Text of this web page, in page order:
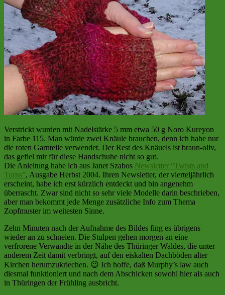
Verstrickt wurden mit Nadelstärke 5 mm etwa 50 g Noro Kureyon
in Farbe 115. Man würde zwei Knäule brauchen, denn ich habe nur
die roten Garnteile verwendet. Der Rest des Knäuels ist braun-oliv,
das gefiel mir für diese Handschuhe nicht so gut.
Die Anleitung habe ich aus Janet Szabos Newsletter “Twists and
Turns”, Ausgabe Herbst 2004. Ihren Newsletter, der vierteljährlich
erscheint, habe ich erst kürzlich entdeckt und bin angenehm
überrascht. Zwar sind nicht so sehr viele Modelle darin beschrieben,
aber man bekommt jede Menge zusätzliche Info zum Thema
Zopfmuster im weitesten Sinne.
Zehn Minuten nach der Aufnahme des Bildes fing es übrigens
wieder an zu schneien. Die Stulpen gehen morgen an eine
verfrorene Verwandte in der Nähe des Thüringer Waldes, die unter
anderem Zeit damit verbringt, auf den eiskalten Dachböden alter
Kirchen herumzukriechen. 😉 Ich hoffe, daß Murphy’s law auch
diesmal funktioniert und nach dem Abschicken sowohl hier als auch
in Thüringen der Frühling ausbricht.